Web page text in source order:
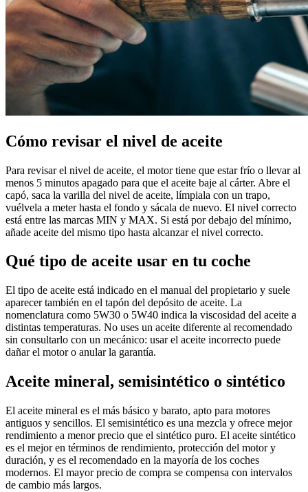
Cómo revisar el nivel de aceite
Para revisar el nivel de aceite, el motor tiene que estar frío o llevar al
menos 5 minutos apagado para que el aceite baje al cárter. Abre el
capó, saca la varilla del nivel de aceite, límpiala con un trapo,
vuélvela a meter hasta el fondo y sácala de nuevo. El nivel correcto
está entre las marcas MIN y MAX. Si está por debajo del mínimo,
añade aceite del mismo tipo hasta alcanzar el nivel correcto.
Qué tipo de aceite usar en tu coche
El tipo de aceite está indicado en el manual del propietario y suele
aparecer también en el tapón del depósito de aceite. La
nomenclatura como 5W30 o 5W40 indica la viscosidad del aceite a
distintas temperaturas. No uses un aceite diferente al recomendado
sin consultarlo con un mecánico: usar el aceite incorrecto puede
dañar el motor o anular la garantía.
Aceite mineral, semisintético o sintético
El aceite mineral es el más básico y barato, apto para motores
antiguos y sencillos. El semisintético es una mezcla y ofrece mejor
rendimiento a menor precio que el sintético puro. El aceite sintético
es el mejor en términos de rendimiento, protección del motor y
duración, y es el recomendado en la mayoría de los coches
modernos. El mayor precio de compra se compensa con intervalos
de cambio más largos.